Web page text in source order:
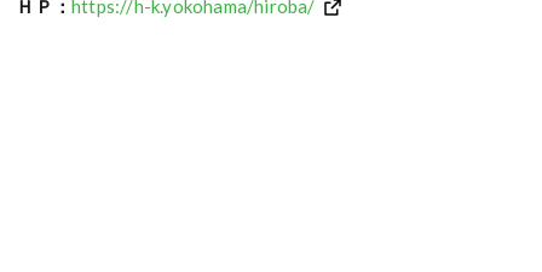
ＨＰ：https://h-k.yokohama/hiroba/